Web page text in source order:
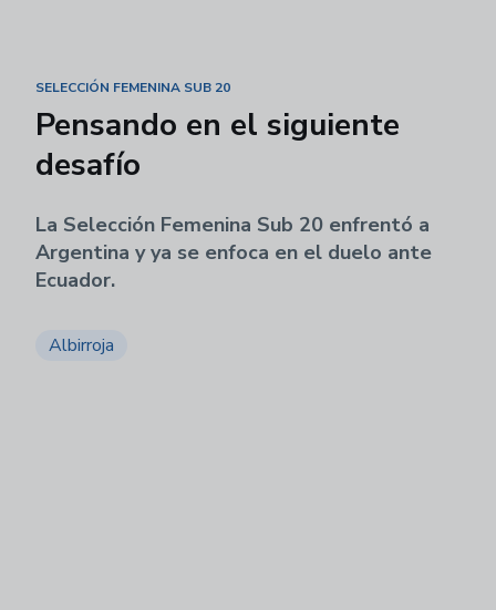
SELECCIÓN FEMENINA SUB 20
Pensando en el siguiente
desafío
La Selección Femenina Sub 20 enfrentó a
Argentina y ya se enfoca en el duelo ante
Ecuador.
Albirroja